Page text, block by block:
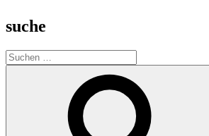
suche
Suche
nach: